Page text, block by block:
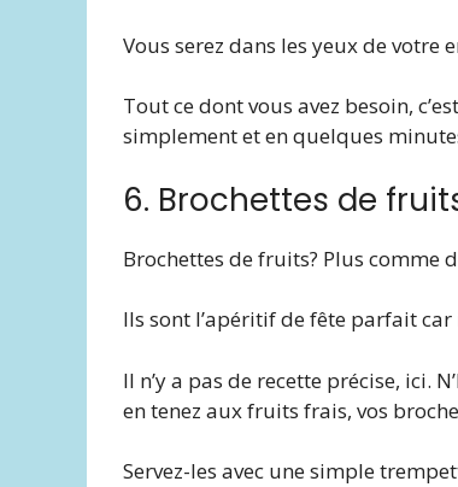
Vous serez dans les yeux de votre
Tout ce dont vous avez besoin,
simplement et en quelques
6. Brochettes de
Brochettes de fruits? Plus comme
Ils sont l’apéritif de fête parfait
Il n’y a pas de recette précise, ici.
en tenez aux fruits frais, vos
Servez-les avec une simple